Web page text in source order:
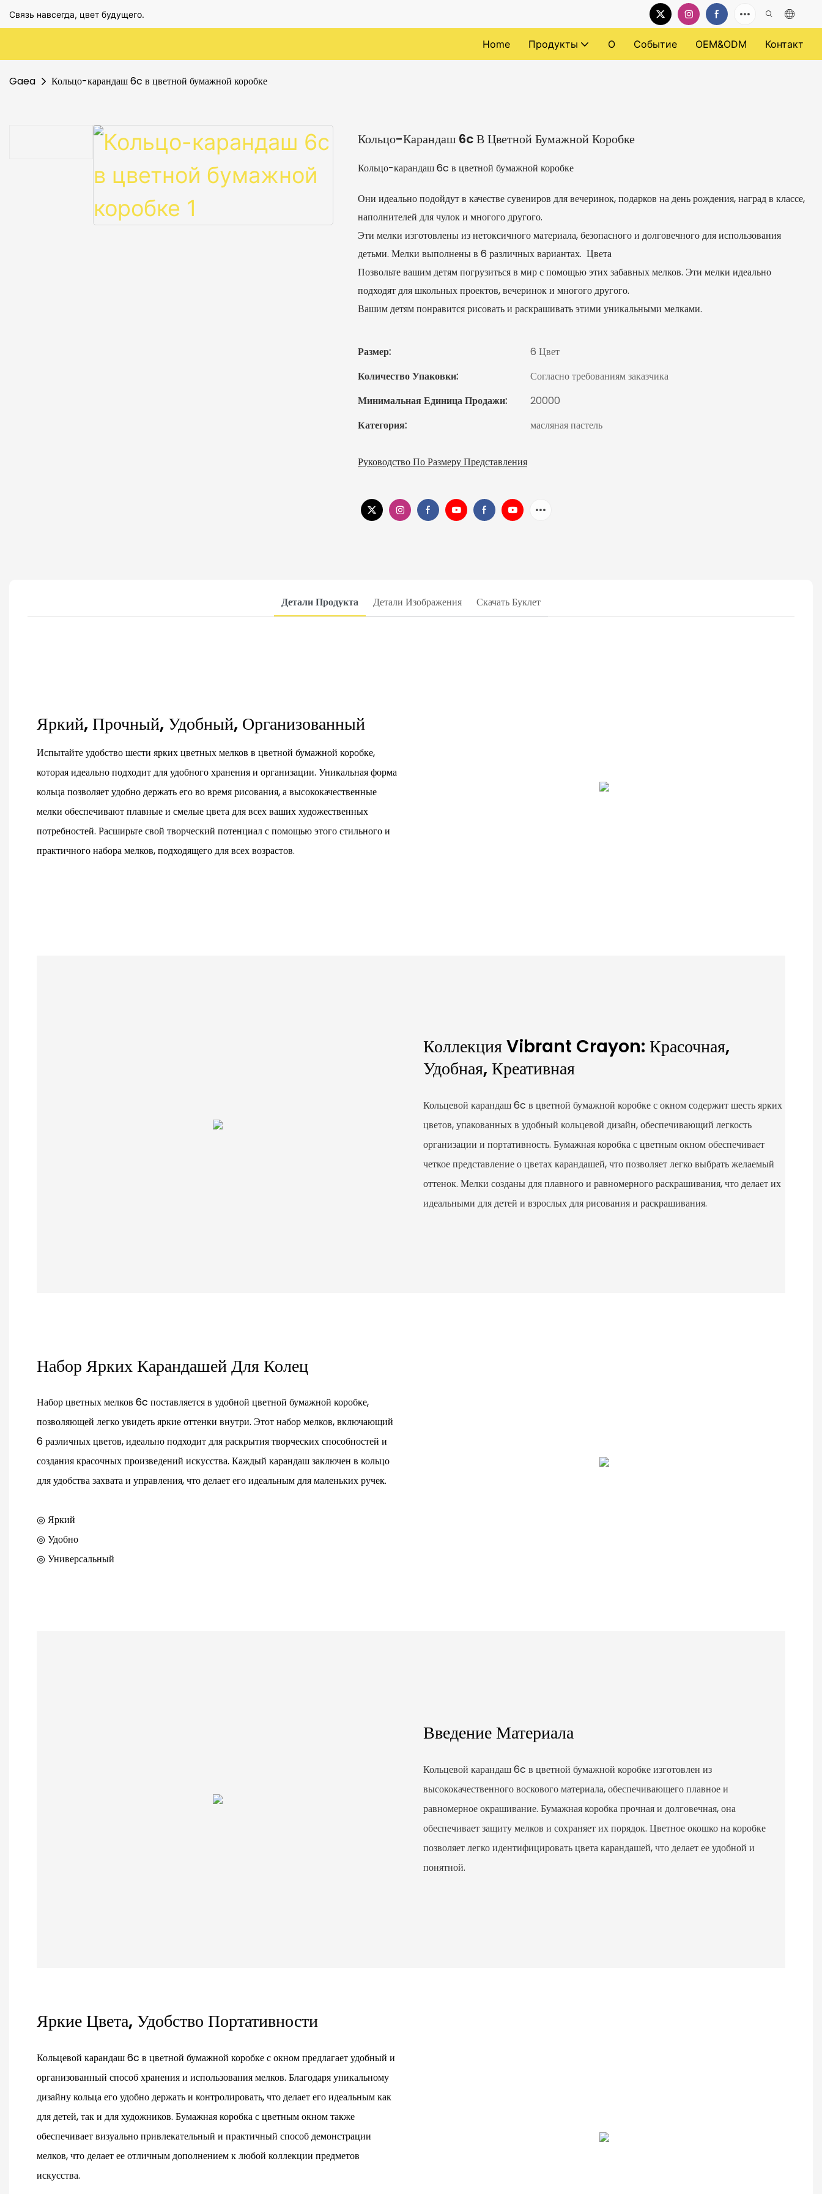
Связь навсегда, цвет будущего.
Home Продукты О Событие OEM&ODM Контакт
Gaea Кольцо-карандаш 6c в цветной бумажной коробке
Кольцо-Карандаш 6c В Цветной Бумажной Коробке
Кольцо-карандаш 6c в цветной бумажной коробке
Они идеально подойдут в качестве сувениров для вечеринок, подарков на день рождения, наград в классе,
наполнителей для чулок и многого другого.
Эти мелки изготовлены из нетоксичного материала, безопасного и долговечного для использования
детьми. Мелки выполнены в 6 различных вариантах. Цвета
Позвольте вашим детям погрузиться в мир с помощью этих забавных мелков. Эти мелки идеально
подходят для школьных проектов, вечеринок и многого другого.
Вашим детям понравится рисовать и раскрашивать этими уникальными мелками.
Размер:
6 Цвет
Количество Упаковки:
Согласно требованиям заказчика
Минимальная Единица Продажи:
20000
Категория:
масляная пастель
Руководство По Размеру Представления
Детали Продукта Детали Изображения Скачать Буклет
Яркий, Прочный, Удобный, Организованный
Испытайте удобство шести ярких цветных мелков в цветной бумажной коробке,
которая идеально подходит для удобного хранения и организации. Уникальная форма
кольца позволяет удобно держать его во время рисования, а высококачественные
мелки обеспечивают плавные и смелые цвета для всех ваших художественных
потребностей. Расширьте свой творческий потенциал с помощью этого стильного и
практичного набора мелков, подходящего для всех возрастов.
Коллекция Vibrant Crayon: Красочная,
Удобная, Креативная
Кольцевой карандаш 6c в цветной бумажной коробке с окном содержит шесть ярких
цветов, упакованных в удобный кольцевой дизайн, обеспечивающий легкость
организации и портативность. Бумажная коробка с цветным окном обеспечивает
четкое представление о цветах карандашей, что позволяет легко выбрать желаемый
оттенок. Мелки созданы для плавного и равномерного раскрашивания, что делает их
идеальными для детей и взрослых для рисования и раскрашивания.
Набор Ярких Карандашей Для Колец
Набор цветных мелков 6c поставляется в удобной цветной бумажной коробке,
позволяющей легко увидеть яркие оттенки внутри. Этот набор мелков, включающий
6 различных цветов, идеально подходит для раскрытия творческих способностей и
создания красочных произведений искусства. Каждый карандаш заключен в кольцо
для удобства захвата и управления, что делает его идеальным для маленьких ручек.
◎ Яркий
◎ Удобно
◎ Универсальный
Введение Материала
Кольцевой карандаш 6c в цветной бумажной коробке изготовлен из
высококачественного воскового материала, обеспечивающего плавное и
равномерное окрашивание. Бумажная коробка прочная и долговечная, она
обеспечивает защиту мелков и сохраняет их порядок. Цветное окошко на коробке
позволяет легко идентифицировать цвета карандашей, что делает ее удобной и
понятной.
Яркие Цвета, Удобство Портативности
Кольцевой карандаш 6c в цветной бумажной коробке с окном предлагает удобный и
организованный способ хранения и использования мелков. Благодаря уникальному
дизайну кольца его удобно держать и контролировать, что делает его идеальным как
для детей, так и для художников. Бумажная коробка с цветным окном также
обеспечивает визуально привлекательный и практичный способ демонстрации
мелков, что делает ее отличным дополнением к любой коллекции предметов
искусства.